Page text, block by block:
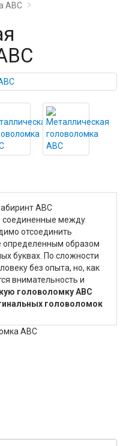
ABC
ABC
соединенные между
отсоединить
определенным образом
буквах. По сложности
без опыта, но, как
внимательность и
головоломку ABC
головоломок
ABC